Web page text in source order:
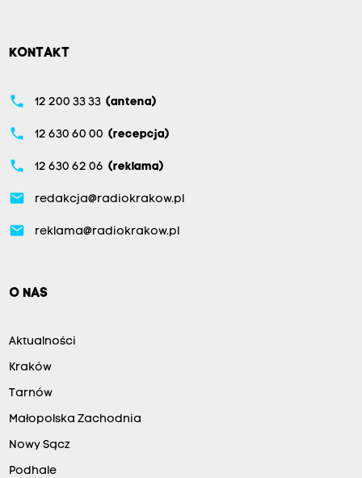
KONTAKT
phone 12 200 33 33 (antena)
phone 12 630 60 00 (recepcja)
phone 12 630 62 06 (reklama)
email redakcja@radiokrakow.pl
email reklama@radiokrakow.pl
O NAS
Aktualności
Kraków
Tarnów
Małopolska Zachodnia
Nowy Sącz
Podhale